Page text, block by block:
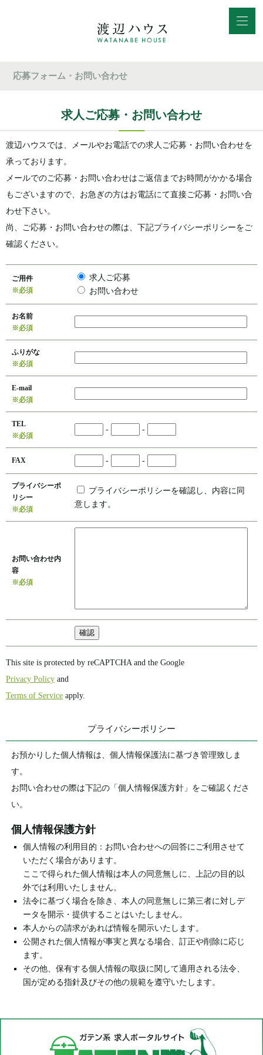
応募フォーム・お問い合わせ
求人ご応募・お問い合わせ
渡辺ハウスでは、メールやお電話での求人ご応募・お問い合わせを
承っております。
メールでのご応募・お問い合わせはご返信までお時間がかかる場合
もございますので、お急ぎの方はお電話にて直接ご応募・お問い合
わせ下さい。
尚、ご応募・お問い合わせの際は、下記プライバシーポリシーをご
確認ください。
ご用件
※必須
求人ご応募
お問い合わせ
お名前
※必須
ふりがな
※必須
E-mail
※必須
TEL
※必須
- -
FAX - -
プライバシーポ
リシー
※必須
プライバシーポリシーを確認し、内容に同
意します。
お問い合わせ内
容
※必須
This site is protected by reCAPTCHA and the Google
Privacy Policy and
Terms of Service apply.
プライバシーポリシー
お預かりした個人情報は、個人情報保護法に基づき管理致しま
す。
お問い合わせの際は下記の「個人情報保護方針」をご確認くださ
い。
個人情報保護方針
個人情報の利用目的：お問い合わせへの回答にご利用させて
いただく場合があります。
ここで得られた個人情報は本人の同意無しに、上記の目的以
外では利用いたしません。
法令に基づく場合を除き、本人の同意無しに第三者に対しデ
ータを開示・提供することはいたしません。
本人からの請求があれば情報を開示いたします。
公開された個人情報が事実と異なる場合、訂正や削除に応じ
ます。
その他、保有する個人情報の取扱に関して適用される法令、
国が定める指針及びその他の規範を遵守いたします。